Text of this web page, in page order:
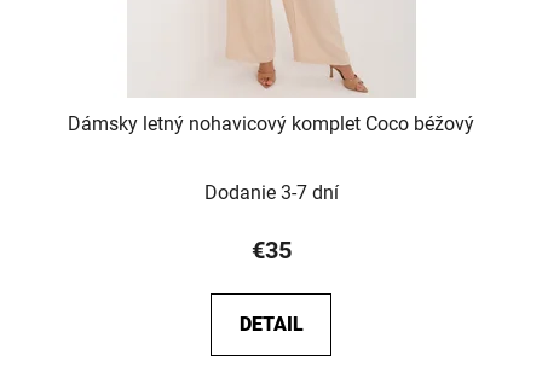
Dámsky letný nohavicový komplet Coco béžový
Dodanie 3-7 dní
€35
DETAIL